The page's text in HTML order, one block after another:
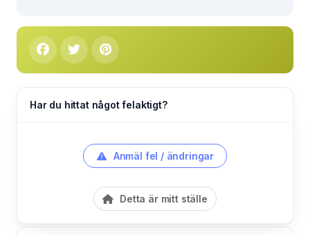
Har du hittat något felaktigt?
Anmäl fel / ändringar
Detta är mitt ställe